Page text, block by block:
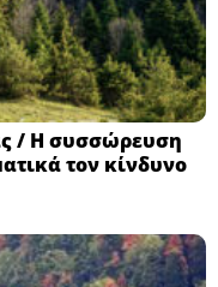
/ Η συσσώρευση
τον κίνδυνο